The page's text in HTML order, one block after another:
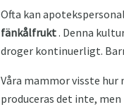
Ofta kan
fänkålfrukt. Denna
droger kontinuerligt.
Våra mammor visste
produceras det inte,